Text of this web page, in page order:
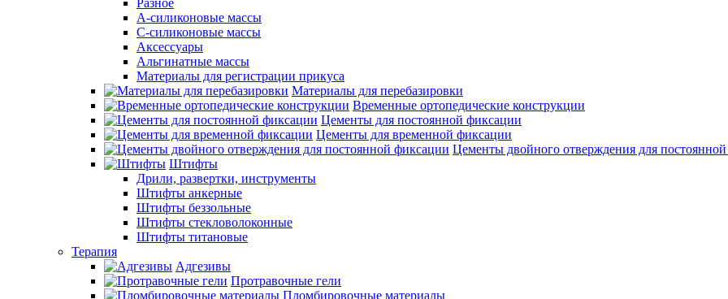
Разное
А-силиконовые массы
С-силиконовые массы
Аксессуары
Альгинатные массы
Материалы для регистрации прикуса
Материалы для перебазировки
Временные ортопедические конструкции
Цементы для постоянной фиксации
Цементы для временной фиксации
Цементы двойного отверждения для
Штифты
Дрили, развертки, инструменты
Штифты анкерные
Штифты беззольные
Штифты стекловолоконные
Штифты титановые
Терапия
Адгезивы
Протравочные гели
Пломбировочные материалы